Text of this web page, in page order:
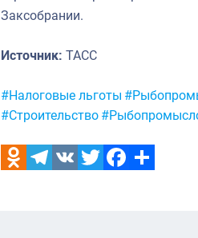
Заксобрании.
Источник: ТАСС
Метки:
#Налоговые льготы
#Строительство